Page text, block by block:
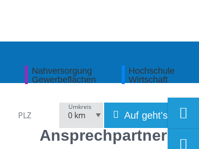
Nahversorgung
Gewerbeflächen
Hochschule
Wirtschaft
Umkreis
Auf geht's!
Ansprechpartner